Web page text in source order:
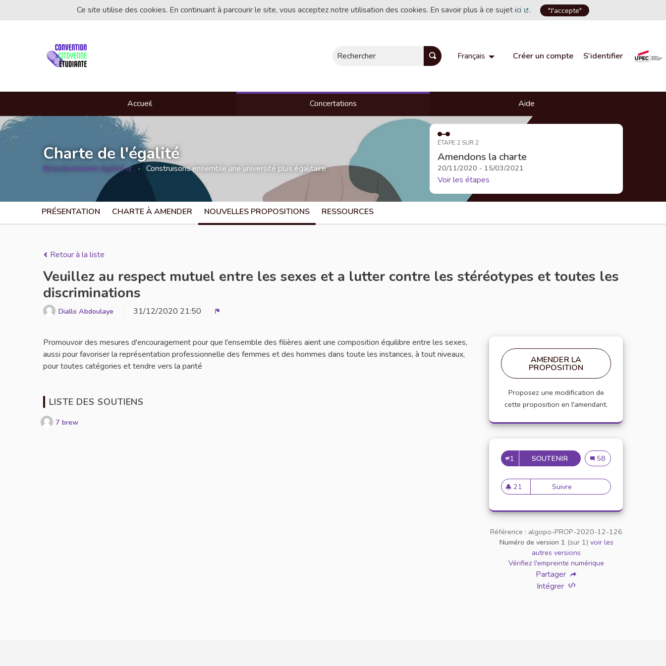
Ce site utilise des cookies. En continuant à parcourir le site, vous acceptez notre utilisation des cookies. En savoir plus à ce sujetici
(Lien externe)
. "J'accepte"
Rechercher Français Choisir la langueChoose language
Créer un compte S'identifier
Accueil Concertations Aide
Charte de l'égalité
#pasdesexisme égalité Construisons ensemble une université plus égalitaire
ÉTAPE 2 SUR 2
Amendons la charte
20/11/2020 - 15/03/2021
Voir les étapes
PRÉSENTATION CHARTE À AMENDER NOUVELLES PROPOSITIONS RESSOURCES
Retour à la liste
Veuillez au respect mutuel entre les sexes et a lutter contre les stéréotypes et toutes les
discriminations
Diallo Abdoulaye 31/12/2020 21:50
Promouvoir des mesures d'encouragement pour que l'ensemble des filières aient une composition équilibre entre les sexes,
aussi pour favoriser la représentation professionnelle des femmes et des hommes dans toute les instances, à tout niveaux,
pour toutes catégories et tendre vers la parité
LISTE DES SOUTIENS
7 brew
AMENDER LA
PROPOSITION
Proposez une modification de
cette proposition en l'amendant.
1 SOUTENIR VEUILLEZ AU RESPECT
Veuillez au respect
58
21
21 abonnés
Suivre Veuillez au respect mutuel
Référence : algopo-PROP-2020-12-126
Numéro de version 1 (sur 1) voir les
autres versions
Vérifiez l'empreinte numérique
Partager
Intégrer